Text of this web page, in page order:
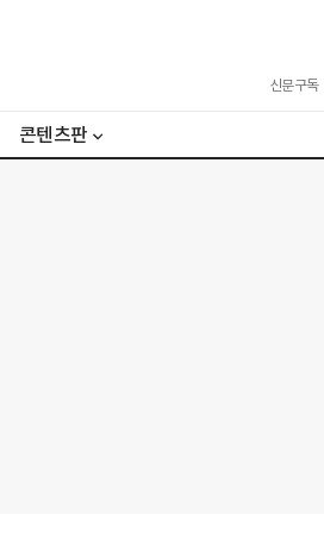
신문구독
콘텐츠판